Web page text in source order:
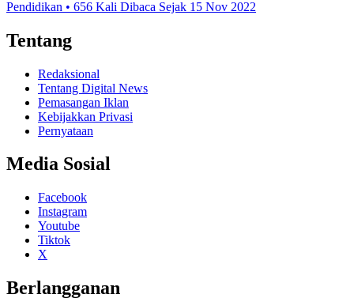
Pendidikan • 656 Kali Dibaca Sejak 15 Nov 2022
Tentang
Redaksional
Tentang Digital News
Pemasangan Iklan
Kebijakkan Privasi
Pernyataan
Media Sosial
Facebook
Instagram
Youtube
Tiktok
X
Berlangganan